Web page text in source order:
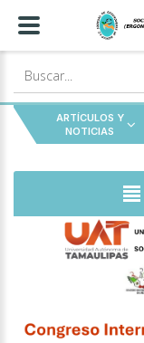
ARTÍCULOS Y
NOTICIAS